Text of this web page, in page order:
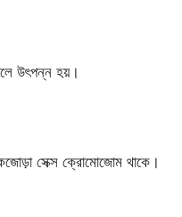
উৎপন্ন হয়।
সেক্স ক্রোমোজোম থাকে।